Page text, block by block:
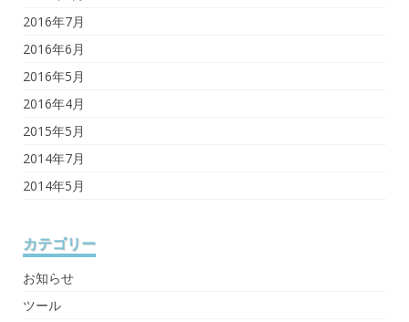
2016年7月
2016年6月
2016年5月
2016年4月
2015年5月
2014年7月
2014年5月
カテゴリー
お知らせ
ツール